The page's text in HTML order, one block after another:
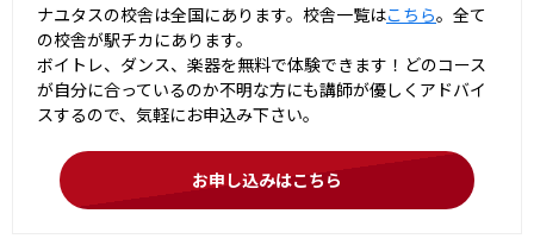
ナユタスの校舎は全国にあります。校舎一覧はこちら。全て
の校舎が駅チカにあります。
ボイトレ、ダンス、楽器を無料で体験できます！どのコース
が自分に合っているのか不明な方にも講師が優しくアドバイ
スするので、気軽にお申込み下さい。
お申し込みはこちら